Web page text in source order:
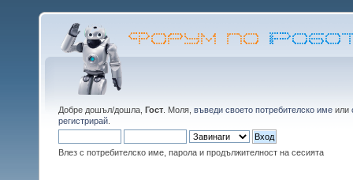
Добре дошъл/дошла, Гост . Моля, въведи своето потребителско име или
регистрирай
Влез с потребителско име, парола и продължителност на сесията